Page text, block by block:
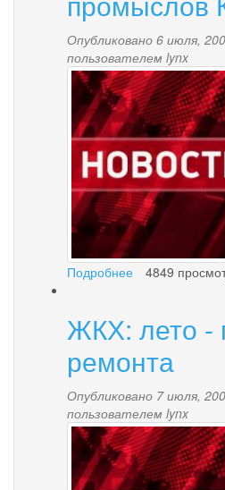
Опубликовано 6 июля,
пользователем lynx
news-
palana.jpg
Подробнее
традиционных
промыслов
КМНС
4849
ЖКХ: лето -
ремонта
Опубликовано 7 июля,
пользователем lynx
news-
palana.jpg